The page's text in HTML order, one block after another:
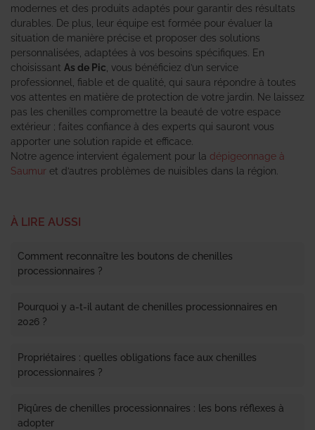
modernes et des produits adaptés pour garantir des résultats
durables. De plus, leur équipe est formée pour évaluer la
situation de manière précise et proposer des solutions
personnalisées, adaptées à vos besoins spécifiques. En
choisissant As de Pic , vous bénéficiez d’un service
professionnel, fiable et de qualité, qui saura répondre à toutes
vos attentes en matière de protection de votre jardin. Ne laissez
pas les chenilles compromettre la beauté de votre espace
extérieur ; faites confiance à des experts qui sauront vous
apporter une solution rapide et efficace.
Notre agence intervient également pour la dépigeonnage à
Saumur et d’autres problèmes de nuisibles dans la région.
À LIRE AUSSI
Comment reconnaître les boutons de chenilles
processionnaires ?
Pourquoi y a-t-il autant de chenilles processionnaires en
2026 ?
Propriétaires : quelles obligations face aux chenilles
processionnaires ?
Piqûres de chenilles processionnaires : les bons réflexes à
adopter